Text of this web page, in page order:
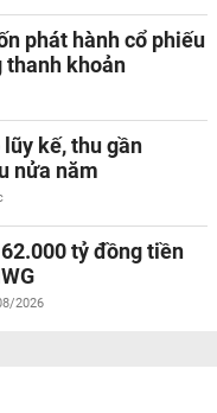
phát hành cổ phiếu
thanh khoản
kế, thu gần
nửa năm
tỷ đồng tiền
2026